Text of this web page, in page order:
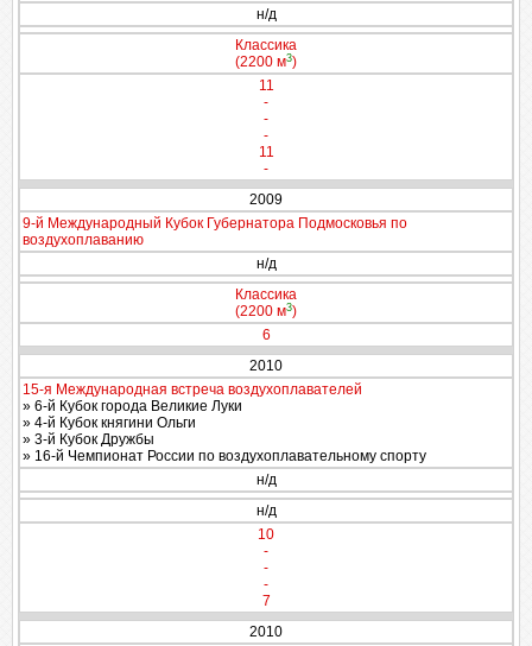
н/д
Классика
(2200 м3)
11
-
-
-
11
-
2009
9-й Международный Кубок Губернатора Подмосковья по
воздухоплаванию
н/д
Классика
(2200 м3)
6
2010
15-я Международная встреча воздухоплавателей
» 6-й Кубок города Великие Луки
» 4-й Кубок княгини Ольги
» 3-й Кубок Дружбы
» 16-й Чемпионат России по воздухоплавательному спорту
н/д
н/д
10
-
-
-
7
2010